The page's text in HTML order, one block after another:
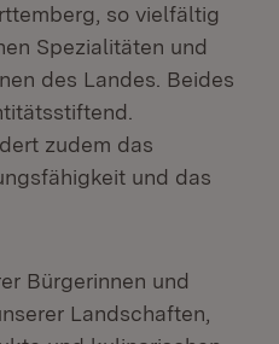
so vielfältig
Spezialitäten und
des Landes. Beides
zudem das
und das
Bürgerinnen und
Landschaften,